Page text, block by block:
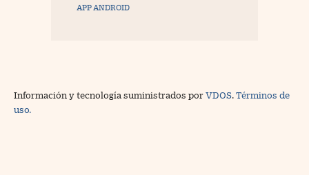
APP ANDROID
Información y tecnología suministrados por VDOS Términos de
uso.